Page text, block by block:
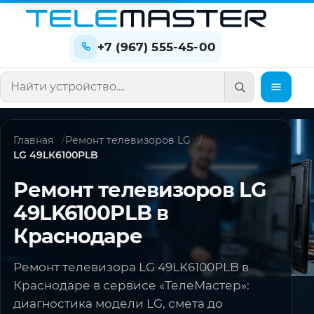
+7 (967) 555-45-00
Поиск по сайту
Главная
Ремонт телевизоров LG
LG 49LK6100PLB
Ремонт телевизоров LG
49LK6100PLB в
Краснодаре
Ремонт телевизора LG 49LK6100PLB в
Краснодаре в сервисе «ТелеМастер»:
диагностика модели LG, смета до